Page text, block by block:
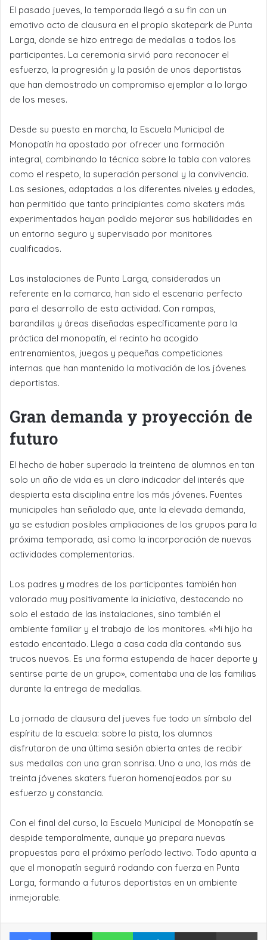
El pasado jueves, la temporada llegó a su fin con un
emotivo acto de clausura en el propio skatepark de Punta
Larga, donde se hizo entrega de medallas a todos los
participantes. La ceremonia sirvió para reconocer el
esfuerzo, la progresión y la pasión de unos deportistas
que han demostrado un compromiso ejemplar a lo largo
de los meses.
Desde su puesta en marcha, la Escuela Municipal de
Monopatín ha apostado por ofrecer una formación
integral, combinando la técnica sobre la tabla con valores
como el respeto, la superación personal y la convivencia.
Las sesiones, adaptadas a los diferentes niveles y edades,
han permitido que tanto principiantes como skaters más
experimentados hayan podido mejorar sus habilidades en
un entorno seguro y supervisado por monitores
cualificados.
Las instalaciones de Punta Larga, consideradas un
referente en la comarca, han sido el escenario perfecto
para el desarrollo de esta actividad. Con rampas,
barandillas y áreas diseñadas específicamente para la
práctica del monopatín, el recinto ha acogido
entrenamientos, juegos y pequeñas competiciones
internas que han mantenido la motivación de los jóvenes
deportistas.
Gran demanda y proyección de
futuro
El hecho de haber superado la treintena de alumnos en tan
solo un año de vida es un claro indicador del interés que
despierta esta disciplina entre los más jóvenes. Fuentes
municipales han señalado que, ante la elevada demanda,
ya se estudian posibles ampliaciones de los grupos para la
próxima temporada, así como la incorporación de nuevas
actividades complementarias.
Los padres y madres de los participantes también han
valorado muy positivamente la iniciativa, destacando no
solo el estado de las instalaciones, sino también el
ambiente familiar y el trabajo de los monitores. «Mi hijo ha
estado encantado. Llega a casa cada día contando sus
trucos nuevos. Es una forma estupenda de hacer deporte y
sentirse parte de un grupo», comentaba una de las familias
durante la entrega de medallas.
La jornada de clausura del jueves fue todo un símbolo del
espíritu de la escuela: sobre la pista, los alumnos
disfrutaron de una última sesión abierta antes de recibir
sus medallas con una gran sonrisa. Uno a uno, los más de
treinta jóvenes skaters fueron homenajeados por su
esfuerzo y constancia.
Con el final del curso, la Escuela Municipal de Monopatín se
despide temporalmente, aunque ya prepara nuevas
propuestas para el próximo período lectivo. Todo apunta a
que el monopatín seguirá rodando con fuerza en Punta
Larga, formando a futuros deportistas en un ambiente
inmejorable.
Facebook X WhatsApp Telegram Compartir por Email